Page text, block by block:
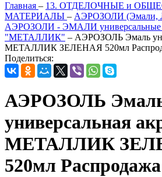
Главная – 13. ОТДЕЛОЧНЫЕ и
МАТЕРИАЛЫ – АЭРОЗОЛИ (Эмали,
АЭРОЗОЛИ - ЭМАЛИ универсальные
"МЕТАЛЛИК" – АЭРОЗОЛЬ Эмаль
МЕТАЛЛИК ЗЕЛЕНАЯ 520мл
Поделиться:
АЭРОЗОЛЬ
универсальная
МЕТАЛЛИК
520мл